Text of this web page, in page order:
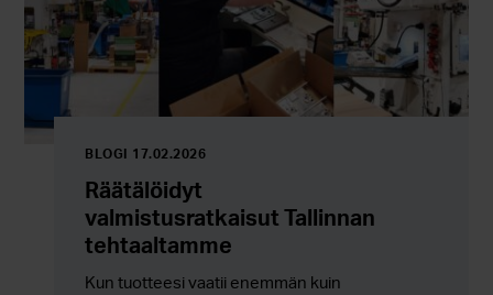
BLOGI 17.02.2026
Räätälöidyt
valmistusratkaisut Tallinnan
tehtaaltamme
Kun tuotteesi vaatii enemmän kuin